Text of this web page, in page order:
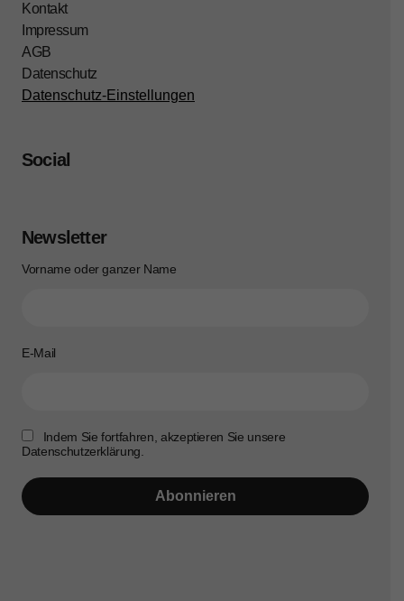
Kontakt
Impressum
AGB
Datenschutz
Datenschutz-Einstellungen
Social
Newsletter
Vorname oder ganzer Name
E-Mail
Indem Sie fortfahren, akzeptieren Sie unsere
Datenschutzerklärung.